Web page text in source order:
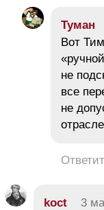
Туман
Вот
не
все
не
koct 3